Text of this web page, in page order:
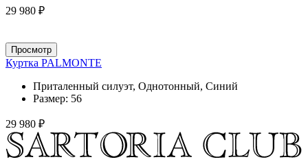
29 980 ₽
Просмотр
Куртка PALMONTE
Приталенный силуэт, Однотонный, Синий
Размер: 56
29 980 ₽